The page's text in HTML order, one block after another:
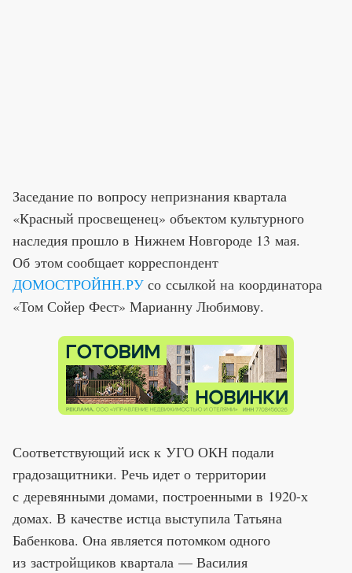
Заседание по вопросу непризнания квартала
«Красный просвещенец» объектом культурного
наследия прошло в Нижнем Новгороде 13 мая.
Об этом сообщает корреспондент
ДОМОСТРОЙНН.РУ со ссылкой на координатора
«Том Сойер Фест» Марианну Любимову.
Соответствующий иск к УГО ОКН подали
градозащитники. Речь идет о территории
с деревянными домами, построенными в 1920-х
домах. В качестве истца выступила Татьяна
Бабенкова. Она является потомком одного
из застройщиков квартала — Василия